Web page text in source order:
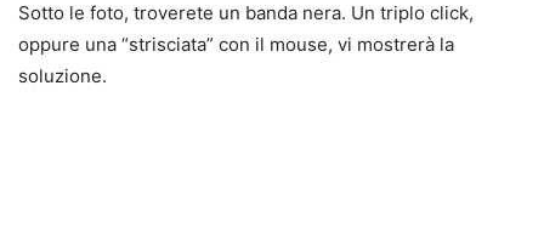
Sotto le foto, troverete un banda nera. Un triplo click,
oppure una “strisciata” con il mouse, vi mostrerà la
soluzione.